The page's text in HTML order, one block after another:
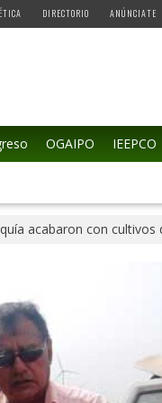
DIRECTORIO ANÚNCIATE
OGAIPO IEEPCO
acabaron con